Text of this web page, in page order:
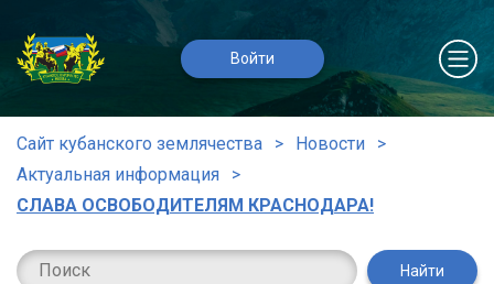
Войти
Сайт кубанского землячества
Новости
Актуальная информация
СЛАВА ОСВОБОДИТЕЛЯМ КРАСНОДАРА!
Найти